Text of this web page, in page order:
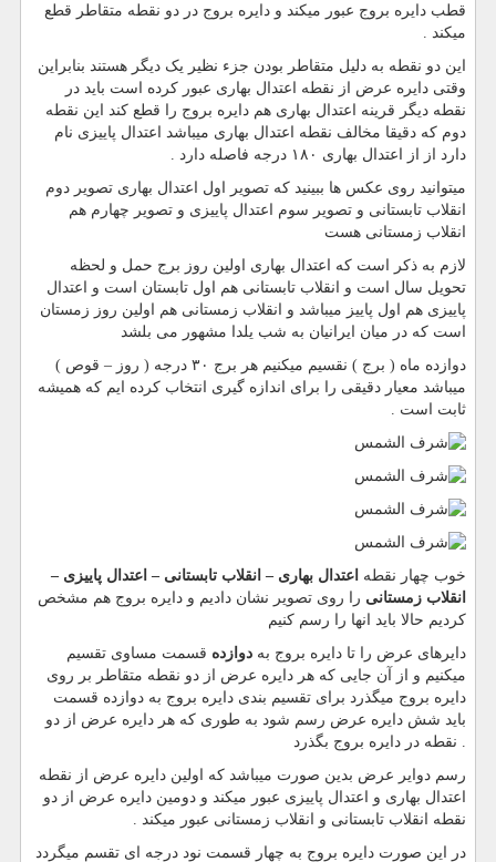
قطب دایره بروج عبور میکند و دایره بروج در دو نقطه متقاطر قطع
میکند .
این دو نقطه به دلیل متقاطر بودن جزء نظیر یک دیگر هستند بنابراین
وقتی دایره عرض از نقطه اعتدال بهاری عبور کرده است باید در
نقطه دیگر قرینه اعتدال بهاری هم دایره بروج را قطع کند این نقطه
دوم که دقیقا مخالف نقطه اعتدال بهاری میباشد اعتدال پاییزی نام
دارد از از اعتدال بهاری ۱۸۰ درجه فاصله دارد .
میتوانید روی عکس ها ببینید که تصویر اول اعتدال بهاری تصویر دوم
انقلاب تابستانی و تصویر سوم اعتدال پاییزی و تصویر چهارم هم
انقلاب زمستانی هست
لازم به ذکر است که اعتدال بهاری اولین روز برج حمل و لحظه
تحویل سال است و انقلاب تابستانی هم اول تابستان است و اعتدال
پاییزی هم اول پاییز میباشد و انقلاب زمستانی هم اولین روز زمستان
است که در میان ایرانیان به شب یلدا مشهور می بلشد
دوازده ماه ( برج ) نقسیم میکنیم هر برج ۳۰ درجه ( روز – قوص )
میباشد معیار دقیقی را برای اندازه گیری انتخاب کرده ایم که همیشه
ثابت است .
خوب چهار نقطه اعتدال بهاری – انقلاب تابستانی – اعتدال پاییزی –
انقلاب زمستانی را روی تصویر نشان دادیم و دایره بروج هم مشخص
کردیم حالا باید انها را رسم کنیم
دایرهای عرض را تا دایره بروج به دوازده قسمت مساوی تقسیم
میکنیم و از آن جایی که هر دایره عرض از دو نقطه متقاطر بر روی
دایره بروج میگذرد برای تقسیم بندی دایره بروج به دوازده قسمت
باید شش دایره عرض رسم شود به طوری که هر دایره عرض از دو
رسم دوایر عرض بدین صورت میباشد که اولین دایره عرض از نقطه
اعتدال بهاری و اعتدال پاییزی عبور میکند و دومین دایره عرض از دو
نقطه انقلاب تابستانی و انقلاب زمستانی عبور میکند .
در این صورت دایره بروج به چهار قسمت نود درجه ای تقسم میگردد